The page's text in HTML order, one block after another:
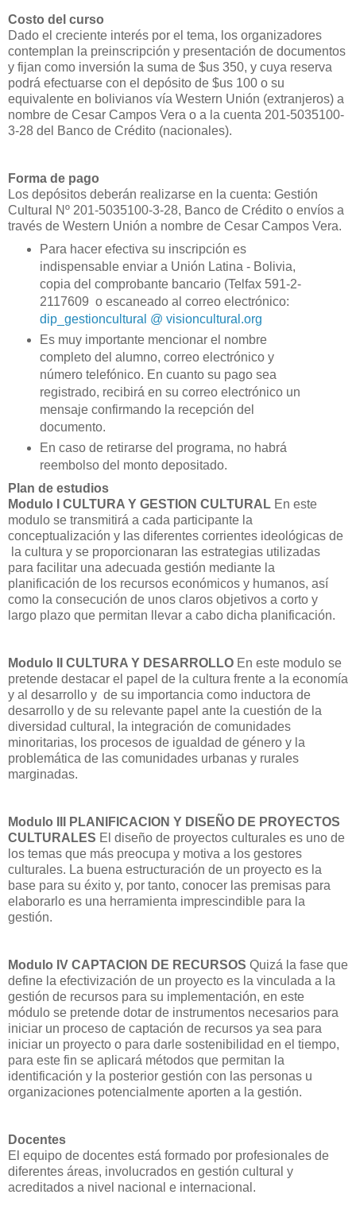
Costo del curso
Dado el creciente interés por el tema, los organizadores
contemplan la preinscripción y presentación de documentos
y fijan como inversión la suma de $us 350, y cuya reserva
podrá efectuarse con el depósito de $us 100 o su
equivalente en bolivianos vía Western Unión (extranjeros) a
nombre de Cesar Campos Vera o a la cuenta 201-5035100-
3-28 del Banco de Crédito (nacionales).
Forma de pago
Los depósitos deberán realizarse en la cuenta: Gestión
Cultural Nº 201-5035100-3-28, Banco de Crédito o envíos a
través de Western Unión a nombre de Cesar Campos Vera.
Para hacer efectiva su inscripción es
indispensable enviar a Unión Latina - Bolivia,
copia del comprobante bancario (Telfax 591-2-
2117609 o escaneado al correo electrónico:
dip_gestioncultural @ visioncultural.org
Es muy importante mencionar el nombre
completo del alumno, correo electrónico y
número telefónico. En cuanto su pago sea
registrado, recibirá en su correo electrónico un
mensaje confirmando la recepción del
documento.
En caso de retirarse del programa, no habrá
reembolso del monto depositado.
Plan de estudios
Modulo I CULTURA Y GESTION CULTURAL En este
modulo se transmitirá a cada participante la
conceptualización y las diferentes corrientes ideológicas de
la cultura y se proporcionaran las estrategias utilizadas
para facilitar una adecuada gestión mediante la
planificación de los recursos económicos y humanos, así
como la consecución de unos claros objetivos a corto y
largo plazo que permitan llevar a cabo dicha planificación.
Modulo II CULTURA Y DESARROLLO En este modulo se
pretende destacar el papel de la cultura frente a la economía
y al desarrollo y de su importancia como inductora de
desarrollo y de su relevante papel ante la cuestión de la
diversidad cultural, la integración de comunidades
minoritarias, los procesos de igualdad de género y la
problemática de las comunidades urbanas y rurales
marginadas.
Modulo III PLANIFICACION Y DISEÑO DE PROYECTOS
CULTURALES El diseño de proyectos culturales es uno de
los temas que más preocupa y motiva a los gestores
culturales. La buena estructuración de un proyecto es la
base para su éxito y, por tanto, conocer las premisas para
elaborarlo es una herramienta imprescindible para la
gestión.
Modulo IV CAPTACION DE RECURSOS Quizá la fase que
define la efectivización de un proyecto es la vinculada a la
gestión de recursos para su implementación, en este
módulo se pretende dotar de instrumentos necesarios para
iniciar un proceso de captación de recursos ya sea para
iniciar un proyecto o para darle sostenibilidad en el tiempo,
para este fin se aplicará métodos que permitan la
identificación y la posterior gestión con las personas u
organizaciones potencialmente aporten a la gestión.
Docentes
El equipo de docentes está formado por profesionales de
diferentes áreas, involucrados en gestión cultural y
acreditados a nivel nacional e internacional.